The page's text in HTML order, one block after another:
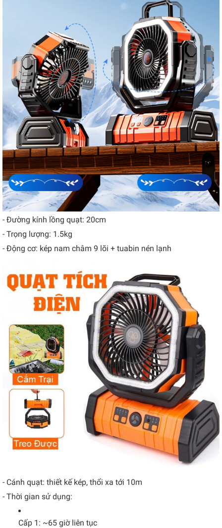
- Đường kính lồng quạt: 20cm
- Trọng lượng: 1.5kg
- Động cơ: kép nam châm 9 lõi + tuabin nén lạnh
- Cánh quạt: thiết kế kép, thổi xa tới 10m
- Thời gian sử dụng:
Cấp 1: ~65 giờ liên tục